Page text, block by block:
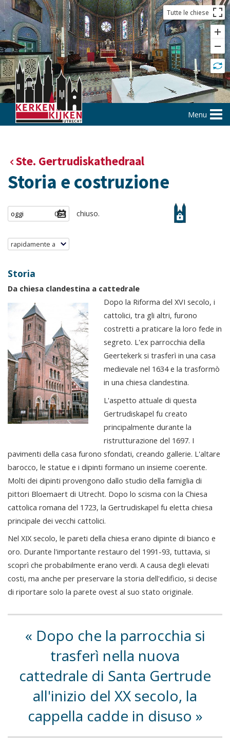
Tutte le chiese
Menu
Ste. Gertrudiskathedraal
Storia e costruzione
chiuso.
rapidamente a
Storia
Da chiesa clandestina a cattedrale
Dopo la Riforma del XVI secolo, i
cattolici, tra gli altri, furono
costretti a praticare la loro fede in
segreto. L'ex parrocchia della
Geertekerk si trasferì in una casa
medievale nel 1634 e la trasformò
in una chiesa clandestina.
L'aspetto attuale di questa
Gertrudiskapel fu creato
principalmente durante la
ristrutturazione del 1697. I
pavimenti della casa furono sfondati, creando gallerie. L'altare
barocco, le statue e i dipinti formano un insieme coerente.
Molti dei dipinti provengono dallo studio della famiglia di
pittori Bloemaert di Utrecht. Dopo lo scisma con la Chiesa
cattolica romana del 1723, la Gertrudiskapel fu eletta chiesa
principale dei vecchi cattolici.
Nel XIX secolo, le pareti della chiesa erano dipinte di bianco e
oro. Durante l'importante restauro del 1991-93, tuttavia, si
scoprì che probabilmente erano verdi. A causa degli elevati
costi, ma anche per preservare la storia dell'edificio, si decise
di riportare solo la parete ovest al suo stato originale.
Dopo che la parrocchia si
trasferì nella nuova
cattedrale di Santa Gertrude
all'inizio del XX secolo, la
cappella cadde in disuso